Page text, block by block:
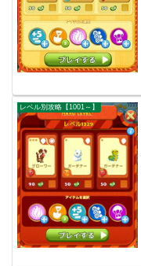
レベル別攻略【1001～】